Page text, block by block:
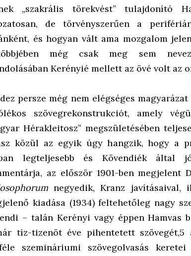
„szakrális törekvést” tulajdonító
de törvényszerűen a
és hogyan vált ama mozgalom
még csak meg sem
Kerényié mellett az övé volt az
persze még nem elégséges
szövegrekonstrukciót, amely
Hérakleitosz” megszületésében
közül az egyik úgy hangzik, hogy a
legteljesebb és Kövendiék által
az először 1901-ben megjelent
negyedik, Kranz javításaival,
kiadása (1934) feltehetőleg nagy
– talán Kerényi vagy éppen Hamvas
tíz-tizenöt éve pihentetett
szemináriumi szövegolvasás